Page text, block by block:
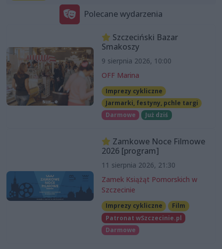
Polecane wydarzenia
Szczeciński Bazar
Smakoszy
9 sierpnia 2026, 10:00
OFF Marina
Imprezy cykliczne
Jarmarki, festyny, pchle targi
Darmowe
Już dziś
Zamkowe Noce Filmowe
2026 [program]
11 sierpnia 2026, 21:30
Zamek Książąt Pomorskich w
Szczecinie
Imprezy cykliczne
Film
Patronat wSzczecinie.pl
Darmowe